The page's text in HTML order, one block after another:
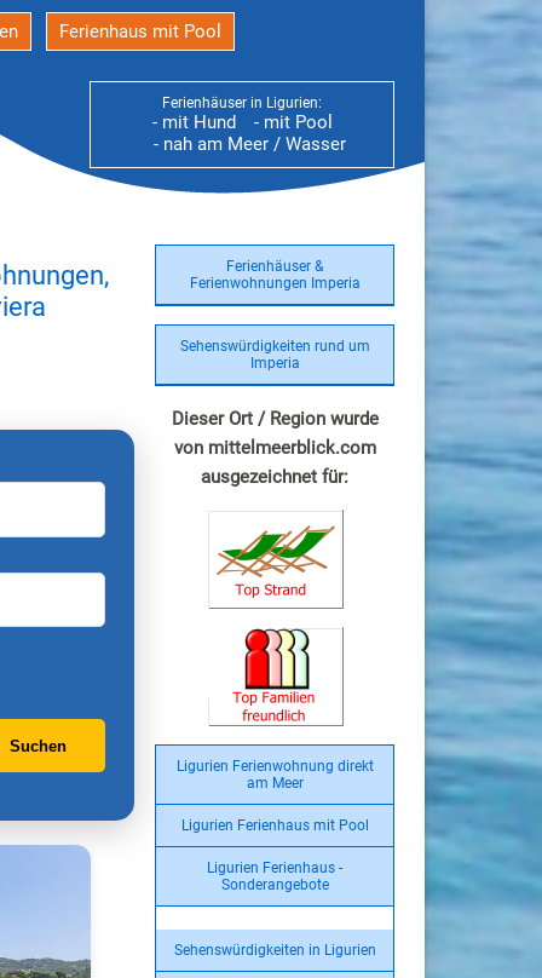
Ferienhaus mit Pool
Ferienhäuser in Ligurien:
- mit Hund
- mit Pool
- nah am Meer / Wasser
Ferienhäuser &
Ferienwohnungen Imperia
Sehenswürdigkeiten rund um
Imperia
Dieser Ort / Region wurde
von mittelmeerblick.com
ausgezeichnet für:
Ligurien Ferienwohnung direkt
am Meer
Ligurien Ferienhaus mit Pool
Ligurien Ferienhaus -
Sonderangebote
Sehenswürdigkeiten in Ligurien
Suchen